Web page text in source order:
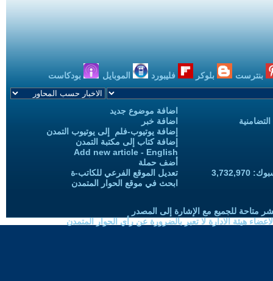
بنترست بلوكر فليبورد الموبايل بودكاست
اضافة موضوع جديد
اضافة خبر
إضافة يوتيوب-فلم إلى يوتيوب التمدن
إضافة كتاب إلى مكتبة التمدن
Add new article - English
أضف حملة
تعديل الموقع الفرعي للكاتب-ة
ابحث في موقع الحوار المتمدن
متاحة للجميع مع الإشارة إلى المصدر
هيئة الادارة لا تعبر بالضرورة عن رأي الحوار المتمدن